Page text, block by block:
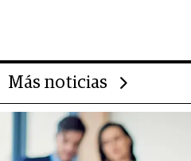
Más noticias